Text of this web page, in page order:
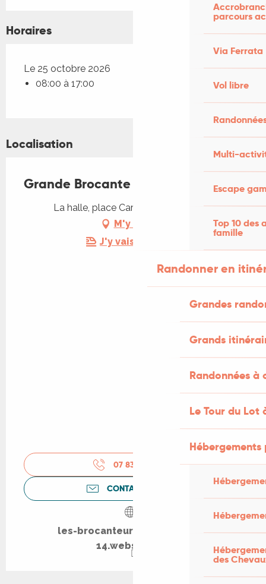
parcours
Via Ferrata
Vol libre
Multi-
Escape
Top 10 des
famille
Randonner en
Grandes
Grands
Randonnées
Le Tour du Lot
des
Horaires
Le 25 octobre 2026
08:00 à 17:00
Localisation
Grande Brocante à Figeac
La halle, place Carnot, 46100 Figeac
M'y rendre
J'y vais en train !
07 83 93 18
CONTACTEZ-NOUS
les-brocanteurs-du-figeacois-
14.webself.net